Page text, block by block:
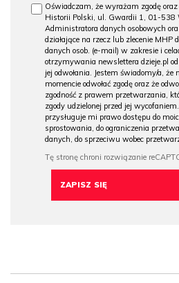
Oświadczam, że wyrażam zgodę
Historii Polski, ul. Gwardii 1, 01-538
Administratora danych osobowych
działające na rzecz lub zlecenie MHP
danych osob. (e-mail) w zakresie i
otrzymywania newslettera dzieje.pl
jej odwołania. Jestem świadomy/a,
momencie odwołać zgodę oraz że
zgodność z prawem przetwarzania,
zgody udzielonej przed jej
przysługuje mi prawo dostępu do
sprostowania, do ograniczenia
danych, do sprzeciwu wobec